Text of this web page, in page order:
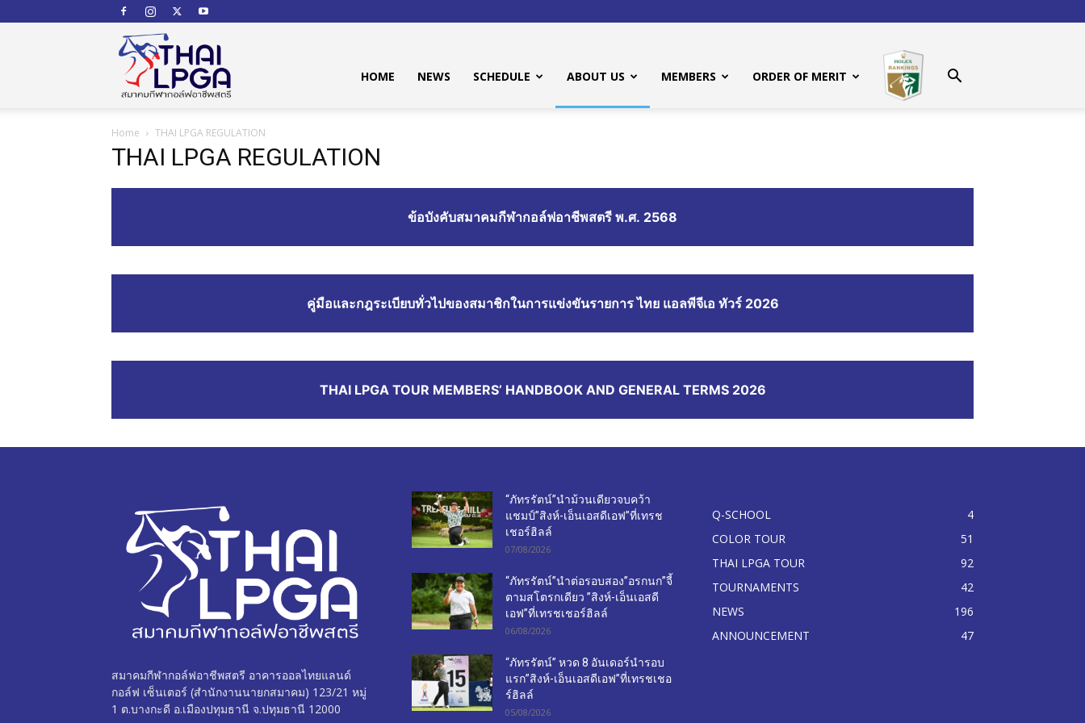
กีฬา
HOME NEWS SCHEDULE ABOUT US MEMBERS ORDER OF MERIT
Home THAI LPGA REGULATION
THAI LPGA REGULATION
ข้อบังคับสมาคมกีฬากอล์ฟอาชีพสตรี พ.ศ. 2568
คู่มือและกฎระเบียบทั่วไปของสมาชิกในการแข่งขันรายการ ไทย แอลพีจีเอ ทัวร์ 2026
THAI LPGA TOUR MEMBERS’ HANDBOOK AND GENERAL TERMS 2026
สมาคมกีฬากอล์ฟอาชีพสตรี อาคารออลไทยแลนด์
กอล์ฟ เซ็นเตอร์ (สำนักงานนายกสมาคม) 123/21 หมู่
1 ต.บางกะดี อ.เมืองปทุมธานี จ.ปทุมธานี 12000
“ภัทรรัตน์”นำม้วนเดียวจบคว้า
แชมป์”สิงห์-เอ็นเอสดีเอฟ”ที่เทรช
เชอร์ฮิลล์
07/08/2026
“ภัทรรัตน์”นำต่อรอบสอง”อรกนก”จี้
ตามสโตรกเดียว ”สิงห์-เอ็นเอสดี
เอฟ”ที่เทรชเชอร์ฮิลล์
06/08/2026
“ภัทรรัตน์” หวด 8 อันเดอร์นำรอบ
แรก”สิงห์-เอ็นเอสดีเอฟ”ที่เทรชเชอ
ร์ฮิลล์
05/08/2026
Q-SCHOOL
4
COLOR TOUR
51
THAI LPGA TOUR
92
TOURNAMENTS
42
NEWS
196
ANNOUNCEMENT
47